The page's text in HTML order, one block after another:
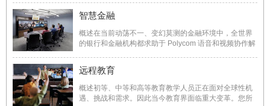
Polycom 视频协作体验具有实时性、交互性和高度融入
性等特征。能有助于金融机构更加高效地开展工作，加
速响应客户需求， ...
智慧金融
概述在当前动荡不一、变幻莫测的金融环境中，全世界
的银行和金融机构都求助于 Polycom 语音和视频协作解
Polycom 视频协作体验具有实时性、交互性和高度融入
性等特征。能有助于金融机构更加高效地开展工作，加
速响应客户需求， ...
远程教育
概述初等、中等和高等教育教学人员正在面对全球性机
遇、挑战和需求。因此当今教育界面临重大变革。您所